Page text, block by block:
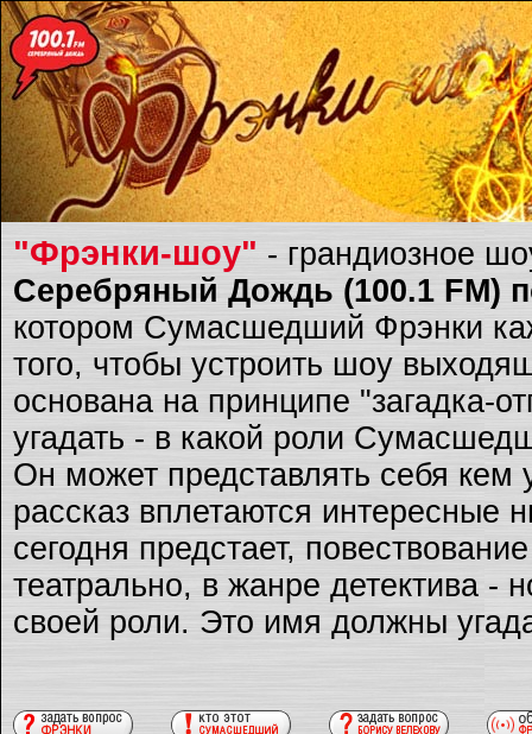
"Фрэнки-шоу" - грандиозное
Серебряный Дождь (100.1 FM)
котором Сумасшедший Фрэнки
того, чтобы устроить шоу
основана на принципе "загадка-
угадать - в какой роли
Он может представлять себя
рассказ вплетаются интересные
сегодня предстает,
театрально, в жанре детектива -
своей роли. Это имя должны